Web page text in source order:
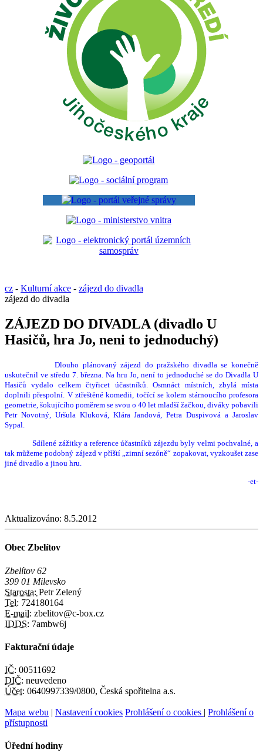
cz - Kulturní akce - zájezd do divadla
zájezd do divadla
ZÁJEZD DO DIVADLA (divadlo U
Hasičů, hra Jo, neni to jednoduchý)
Dlouho plánovaný zájezd do pražského divadla se konečně
uskutečnil ve středu 7. března. Na hru Jo, není to jednoduché se do Divadla U
Hasičů vydalo celkem čtyřicet účastníků. Osmnáct místních, zbylá místa
doplnili přespolní. V ztřeštěné komedii, točící se kolem stárnoucího profesora
geometrie, šokujícího poměrem se svou o 40 let mladší žačkou, diváky pobavili
Petr Novotný, Uršula Kluková, Klára Jandová, Petra Duspivová a Jaroslav
Sypal.
Sdílené zážitky a reference účastníků zájezdu byly velmi pochvalné, a
tak můžeme podobný zájezd v příští „zimní sezóně“ zopakovat, vyzkoušet zase
jiné divadlo a jinou hru.
-et-
Aktualizováno: 8.5.2012
Obec Zbelítov
Zbelítov 62
399 01 Milevsko
Starosta: Petr Zelený
Tel: 724180164
E-mail: zbelitov@c-box.cz
IDDS: 7ambw6j
Fakturační údaje
IČ: 00511692
DIČ: neuvedeno
Účet: 0640997339/0800, Česká spořitelna a.s.
Mapa webu | Nastavení cookies Prohlášení o cookies | Prohlášení o
přístupnosti
Úřední hodiny